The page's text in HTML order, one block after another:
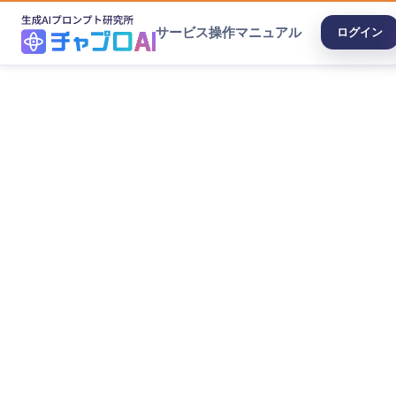
サービス操作マニュアル ログイン